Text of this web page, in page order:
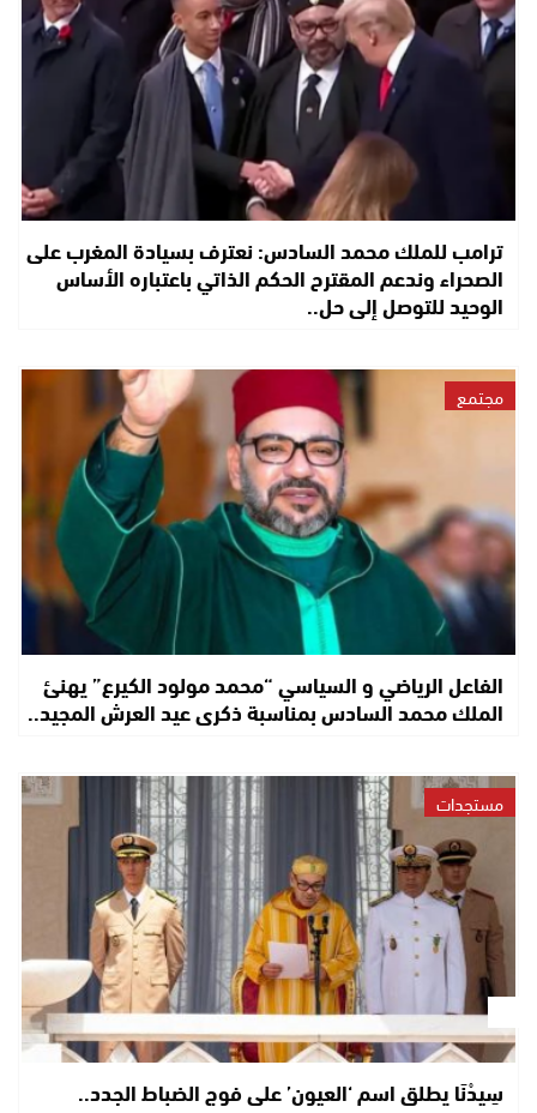
ترامب للملك محمد السادس: نعترف بسيادة المغرب على
الصحراء وندعم المقترح الحكم الذاتي باعتباره الأساس
الوحيد للتوصل إلى حل..
مجتمع
الفاعل الرياضي و السياسي “محمد مولود الكيرع” يهنئ
الملك محمد السادس بمناسبة ذكرى عيد العرش المجيد..
مستجدات
سِيدْنَا يطلق اسم ‘العيون’ على فوج الضباط الجدد..